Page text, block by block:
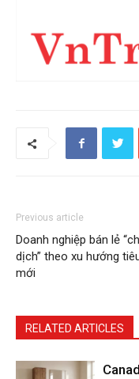
Previous article
Doanh nghiệp bán lẻ
dịch” theo xu hướng
mới
RELATED ARTICLES